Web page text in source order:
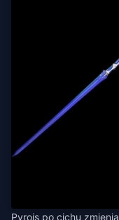
Pyrois po cichu